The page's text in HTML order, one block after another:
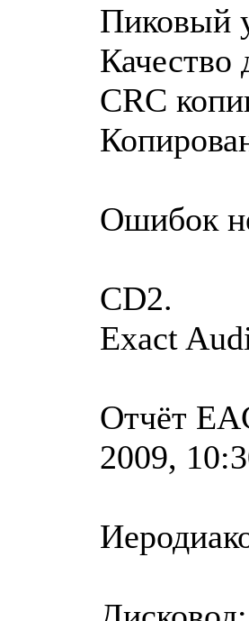
Пиковый
Качество
CRC
Ошибок
CD2.
Exact
Отчёт
2009,